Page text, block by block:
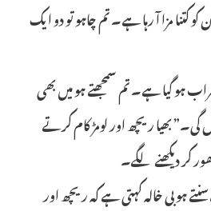
کتنا مزا آ رہا ہے۔ تم چاہو تو دو ایک
ہو گیا ہے۔ تم سمجھتے ہو میں بھی
بھیا ریچھ اور لومڑ کام کرتے
کر دیکھنے لگے۔
ہو بی خالہ کہتی ہے کہ ریچھ اور